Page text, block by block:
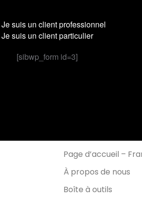
Je suis un client professionnel
Je suis un client particulier
[sibwp_form id=3]
Page d’accueil –
À propos de nous
Boîte à outils